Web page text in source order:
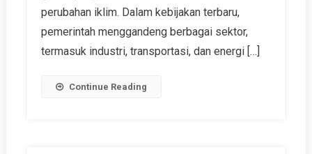
perubahan iklim. Dalam kebijakan terbaru,
pemerintah menggandeng berbagai sektor,
termasuk industri, transportasi, dan energi […]
Continue Reading